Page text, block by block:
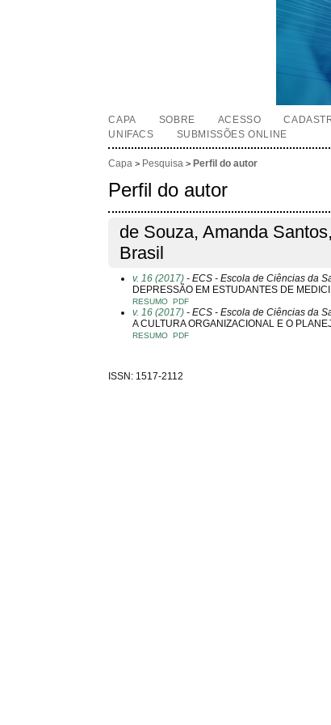
CAPA SOBRE ACESSO
UNIFACS
SUBMISSÕES ONLINE
Capa > Pesquisa > Perfil do autor
Perfil do autor
de Souza, Amanda
Brasil
v. 16 (2017) - ECS - Escola de Ciências da
DEPRESSÃO EM ESTUDANTES DE
RESUMO PDF
v. 16 (2017) - ECS - Escola de Ciências da
A CULTURA ORGANIZACIONAL E O
RESUMO PDF
ISSN: 1517-2112